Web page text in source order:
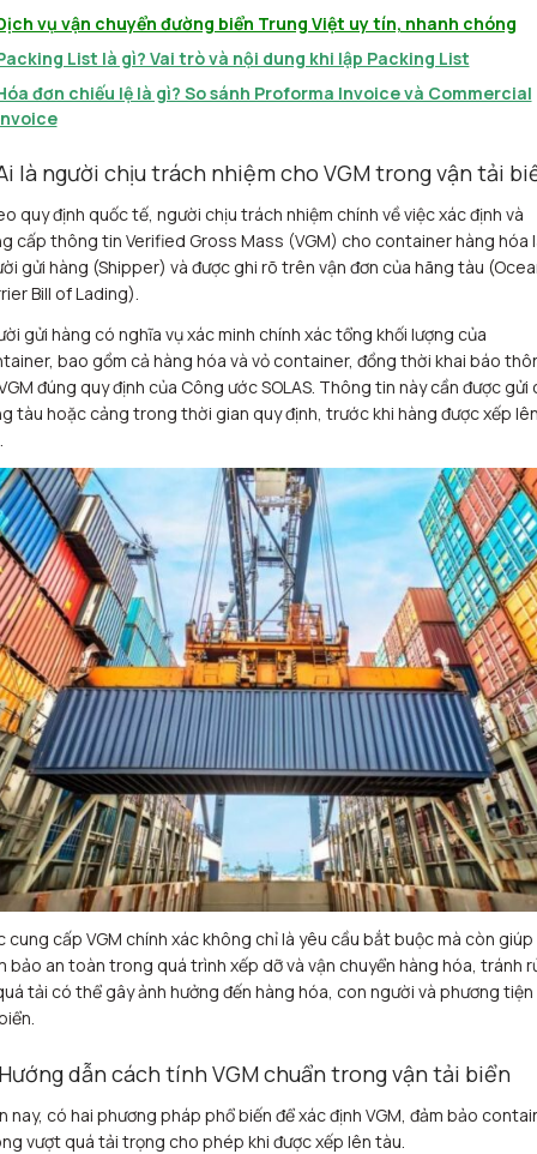
vụ vận chuyển đường biển Trung Việt uy tín, nhanh chóng
List là gì? Vai trò và nội dung khi lập Packing List
đơn chiếu lệ là gì? So sánh Proforma Invoice và Commercial
là người chịu trách nhiệm cho VGM trong vận tải
quy định quốc tế, người chịu trách nhiệm chính về việc xác định và
cấp thông tin Verified Gross Mass (VGM) cho container hàng hóa
gửi hàng (Shipper) và được ghi rõ trên vận đơn của hãng tàu
Bill of Lading).
gửi hàng có nghĩa vụ xác minh chính xác tổng khối lượng của
bao gồm cả hàng hóa và vỏ container, đồng thời khai báo
đúng quy định của Công ước SOLAS. Thông tin này cần được gửi
tàu hoặc cảng trong thời gian quy định, trước khi hàng được xếp
cung cấp VGM chính xác không chỉ là yêu cầu bắt buộc mà còn giúp
bảo an toàn trong quá trình xếp dỡ và vận chuyển hàng hóa, tránh
tải có thể gây ảnh hưởng đến hàng hóa, con người và phương tiện
dẫn cách tính VGM chuẩn trong vận tải biển
nay, có hai phương pháp phổ biến để xác định VGM, đảm bảo
vượt quá tải trọng cho phép khi được xếp lên tàu.